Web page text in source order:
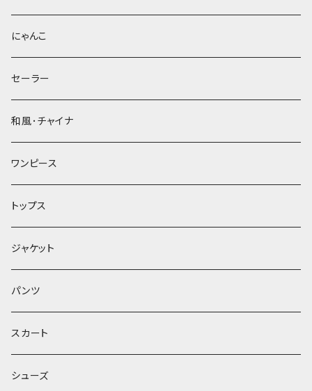
にゃんこ
セーラー
和風･チャイナ
ワンピース
トップス
ジャケット
パンツ
スカート
シューズ